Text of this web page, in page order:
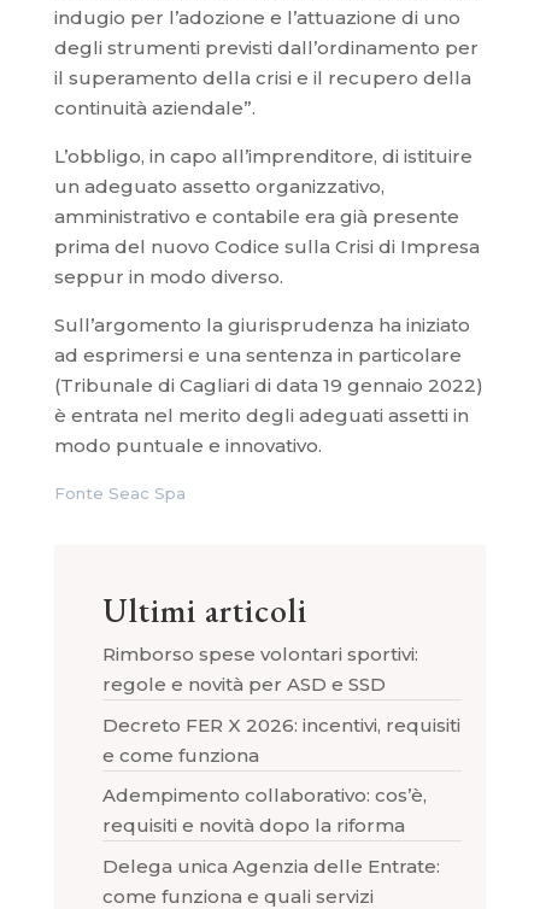
indugio per l’adozione e l’attuazione di uno
degli strumenti previsti dall’ordinamento per
il superamento della crisi e il recupero della
continuità aziendale”.
L’obbligo, in capo all’imprenditore, di istituire
un adeguato assetto organizzativo,
amministrativo e contabile era già presente
prima del nuovo Codice sulla Crisi di Impresa
seppur in modo diverso.
Sull’argomento la giurisprudenza ha iniziato
ad esprimersi e una sentenza in particolare
(Tribunale di Cagliari di data 19 gennaio 2022)
è entrata nel merito degli adeguati assetti in
modo puntuale e innovativo.
Fonte Seac Spa
Ultimi articoli
Rimborso spese volontari sportivi:
regole e novità per ASD e SSD
Decreto FER X 2026: incentivi, requisiti
e come funziona
Adempimento collaborativo: cos’è,
requisiti e novità dopo la riforma
Delega unica Agenzia delle Entrate:
come funziona e quali servizi